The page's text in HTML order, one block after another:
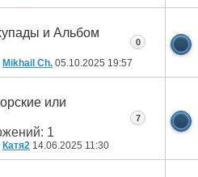
и Альбом
Mikhail Ch. 05.10.2025 19:57
0
или
Катя2 14.06.2025 11:30
7